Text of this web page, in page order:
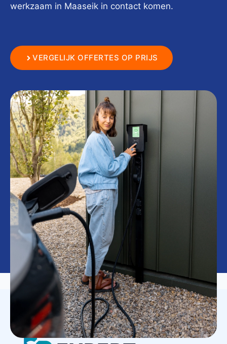
werkzaam in Maaseik in contact komen.
VERGELIJK OFFERTES OP PRIJS
LAADPAAL